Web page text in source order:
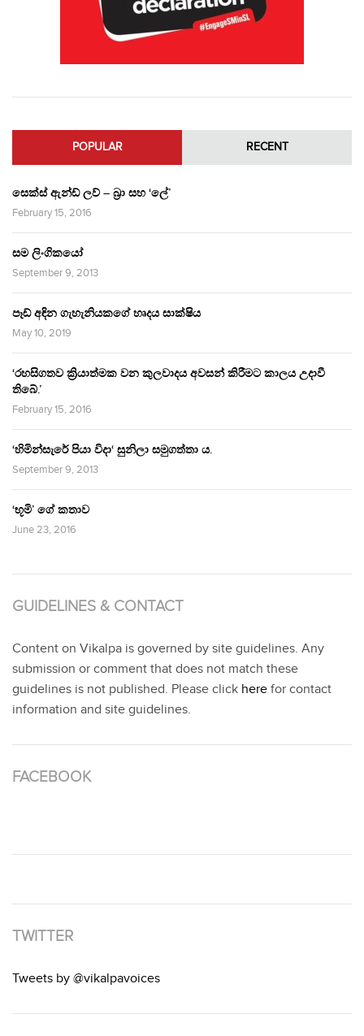
POPULAR RECENT
සෙක්ස් ඇන්ඩ් ලව් – බ්‍රා සහ ‘ලේ’
February 15, 2016
සම ලිංගිකයෝ
September 9, 2013
පෑඩ් අඳින ගැහැනියකගේ හෘදය සාක්ෂිය
May 10, 2019
‘රහසිගතව ක්‍රියාත්මක වන කුලවාදය අවසන් කිරීමට කාලය උදාවී
තිබේ.’
February 15, 2016
‘හිමින්සැරේ පියා විදා‘ සුනිලා සමුගත්තා ය.
September 9, 2013
‘භූමි’ ගේ කතාව
June 23, 2016
GUIDELINES & CONTACT
Content on Vikalpa is governed by site guidelines. Any
submission or comment that does not match these
guidelines is not published. Please click here for contact
information and site guidelines.
FACEBOOK
TWITTER
Tweets by @vikalpavoices